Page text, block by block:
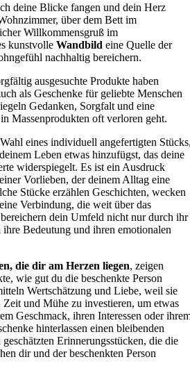
deine Blicke fangen und dein Herz
über dem Bett im
Willkommensgruß im
kunstvolle Wandbild eine Quelle der
nachhaltig bereichern.
ausgesuchte Produkte haben
als Geschenke für geliebte Menschen
Gedanken, Sorgfalt und eine
Massenprodukten oft verloren geht.
eines individuell angefertigten
Leben etwas hinzufügst, das deine
widerspiegelt. Es ist ein Ausdruck
Vorlieben, der deinem Alltag eine
Stücke erzählen Geschichten, wecken
Verbindung, die weit über das
dein Umfeld nicht nur durch ihr
Bedeutung und ihren emotionalen
die dir am Herzen liegen, zeigen
wie gut du die beschenkte Person
Wertschätzung und Liebe, weil sie
Zeit und Mühe zu investieren, um etwas
Geschmack, ihren Interessen oder
hinterlassen einen bleibenden
Erinnerungsstücken, die die
dir und der beschenkten Person